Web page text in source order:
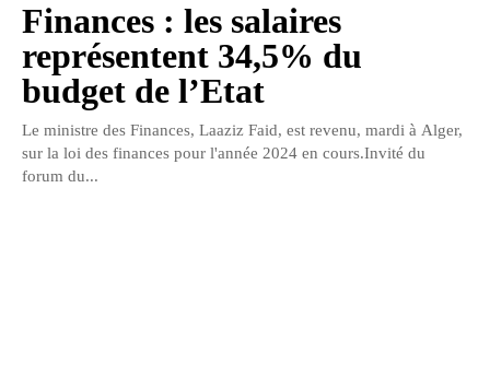
Finances : les salaires
représentent 34,5% du
budget de l’Etat
Le ministre des Finances, Laaziz Faid, est revenu, mardi à Alger,
sur la loi des finances pour l'année 2024 en cours.Invité du
forum du...